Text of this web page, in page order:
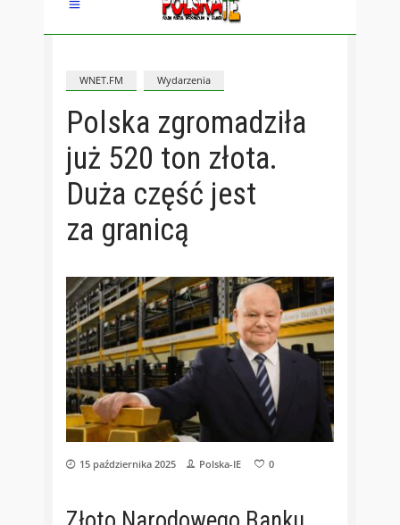
WNET.FM Wydarzenia
Polska zgromadziła
już 520 ton złota.
Duża część jest
za granicą
15 października 2025 Polska-IE 0